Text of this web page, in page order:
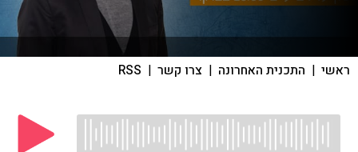
ראשי | התכנית האחרונה | צרו קשר |
RSS